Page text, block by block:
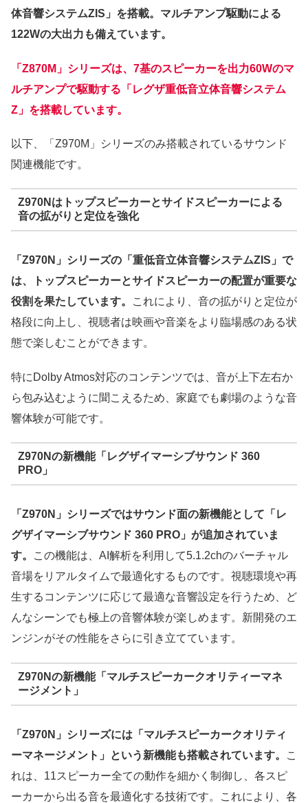
体音響システムZIS」を搭載。マルチアンプ駆動による
122Wの大出力も備えています。
「Z870M」シリーズは、7基のスピーカーを出力60Wのマ
ルチアンプで駆動する「レグザ重低音立体音響システム
Z」を搭載しています。
以下、「Z970M」シリーズのみ搭載されているサウンド
関連機能です。
Z970Nはトップスピーカーとサイドスピーカーによる
音の拡がりと定位を強化
「Z970N」シリーズの「重低音立体音響システムZIS」で
は、トップスピーカーとサイドスピーカーの配置が重要な
役割を果たしています。
これにより、音の拡がりと定位が
格段に向上し、視聴者は映画や音楽をより臨場感のある状
態で楽しむことができます。
特にDolby Atmos対応のコンテンツでは、音が上下左右か
ら包み込むように聞こえるため、家庭でも劇場のような音
響体験が可能です。
Z970Nの新機能「レグザイマーシブサウンド 360
PRO」
「Z970N」シリーズではサウンド面の新機能として「レ
グザイマーシブサウンド 360 PRO」が追加されていま
す。
この機能は、AI解析を利用して5.1.2chのバーチャル
音場をリアルタイムで最適化するものです。視聴環境や再
生するコンテンツに応じて最適な音響設定を行うため、ど
んなシーンでも極上の音響体験が楽しめます。新開発のエ
ンジンがその性能をさらに引き立てています。
Z970Nの新機能「マルチスピーカークオリティーマネ
ージメント」
「Z970N」シリーズには「マルチスピーカークオリティ
ーマネージメント」という新機能も搭載されています。
こ
れは、11スピーカー全ての動作を細かく制御し、各スピ
ーカーから出る音を最適化する技術です。これにより、各